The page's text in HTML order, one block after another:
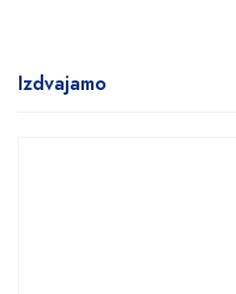
Izdvajamo